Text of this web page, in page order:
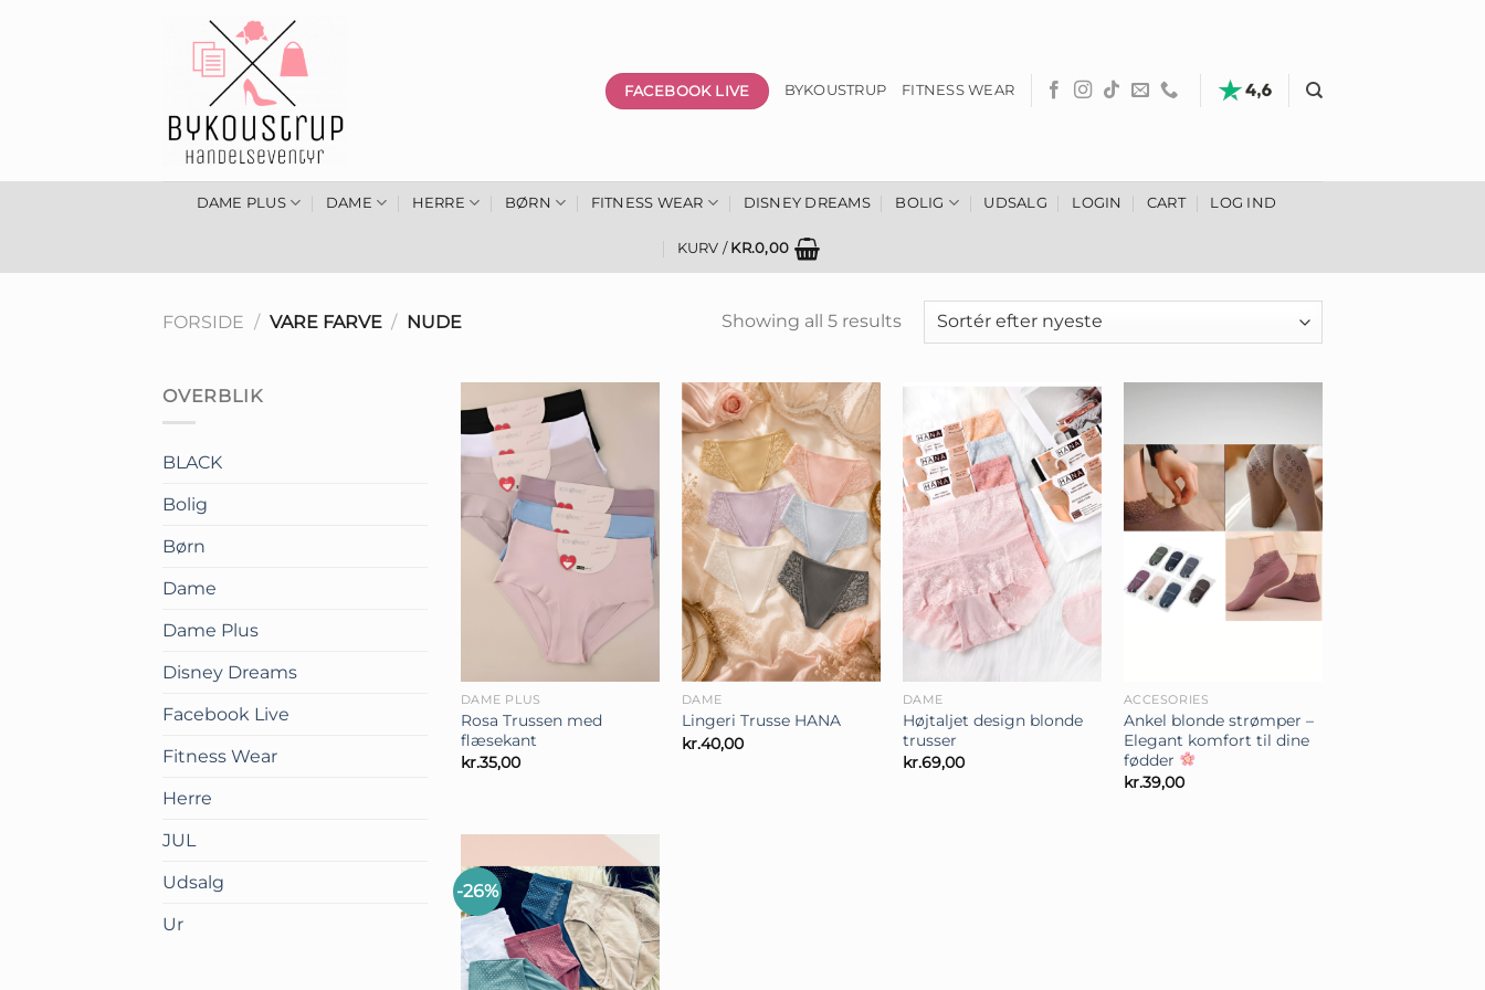
FACEBOOK LIVE BYKOUSTRUP FITNESS WEAR
DAME PLUS DAME HERRE BØRN FITNESS WEAR DISNEY DREAMS BOLIG UDSALG LOGIN CART LOG IND
KURV / KR.0,00
FORSIDE / VARE FARVE / NUDE Showing all 5 results
OVERBLIK
BLACK
Bolig
Børn
Dame
Dame Plus
Disney Dreams
Facebook Live
Fitness Wear
Herre
JUL
Udsalg
Ur
DAME PLUS
Rosa Trussen med
flæsekant
kr.35,00
+
DAME
Lingeri Trusse HANA
kr.40,00
DAME
Højtaljet design blonde
trusser
kr.69,00
ACCESORIES
Ankel blonde strømper –
Elegant komfort til dine
fødder
kr.39,00
-26%